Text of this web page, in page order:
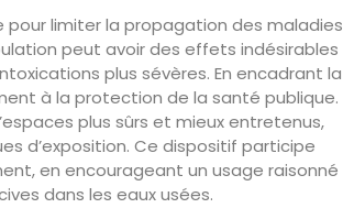
limiter la propagation des maladies
peut avoir des effets indésirables
plus sévères. En encadrant la
à la protection de la santé publique.
plus sûrs et mieux entretenus,
d’exposition. Ce dispositif participe
en encourageant un usage raisonné
dans les eaux usées.